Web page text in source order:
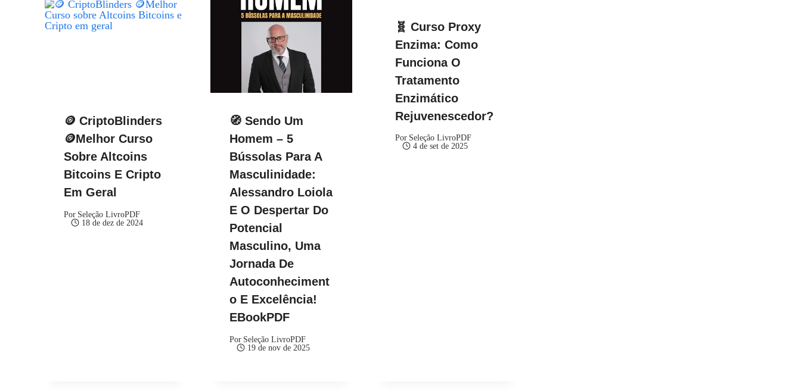
🪙 CriptoBlinders
🪙Melhor Curso
Sobre Altcoins
Bitcoins E Cripto
Em Geral
Por Seleção LivroPDF
18 de dez de 2024
🧭 Sendo Um
Homem – 5
Bússolas Para A
Masculinidade:
Alessandro Loiola
E O Despertar Do
Potencial
Masculino, Uma
Jornada De
Autoconheciment
O E Excelência!
EBookPDF
Por Seleção LivroPDF
19 de nov de 2025
🧬 Curso Proxy
Enzima: Como
Funciona O
Tratamento
Enzimático
Rejuvenescedor?
Por Seleção LivroPDF
4 de set de 2025